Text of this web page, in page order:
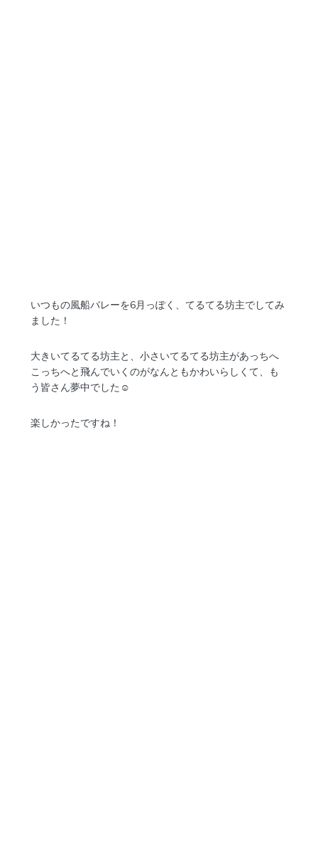
いつもの風船バレーを6月っぽく、てるてる坊主でしてみ
ました！
大きいてるてる坊主と、小さいてるてる坊主があっちへ
こっちへと飛んでいくのがなんともかわいらしくて、も
う皆さん夢中でした☺️
楽しかったですね！